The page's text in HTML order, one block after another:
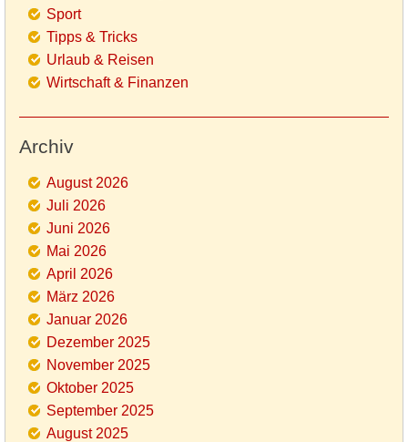
Sport
Tipps & Tricks
Urlaub & Reisen
Wirtschaft & Finanzen
Archiv
August 2026
Juli 2026
Juni 2026
Mai 2026
April 2026
März 2026
Januar 2026
Dezember 2025
November 2025
Oktober 2025
September 2025
August 2025